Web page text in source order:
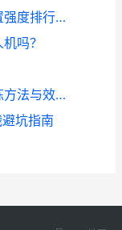
王者荣耀怎么屏蔽历史战绩 隐私设置强度排行与实测解析
吗？
王者荣耀怎么训练技术 最近实测训练方法与效率数据
坑指南